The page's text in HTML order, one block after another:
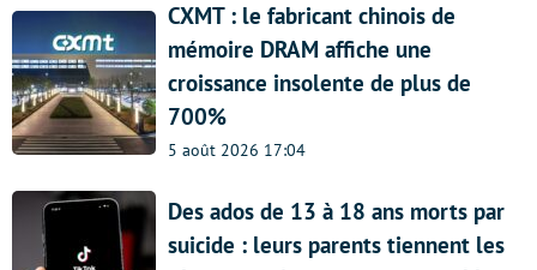
CXMT : le fabricant chinois de
mémoire DRAM affiche une
croissance insolente de plus de
700%
5 août 2026 17:04
Des ados de 13 à 18 ans morts par
suicide : leurs parents tiennent les